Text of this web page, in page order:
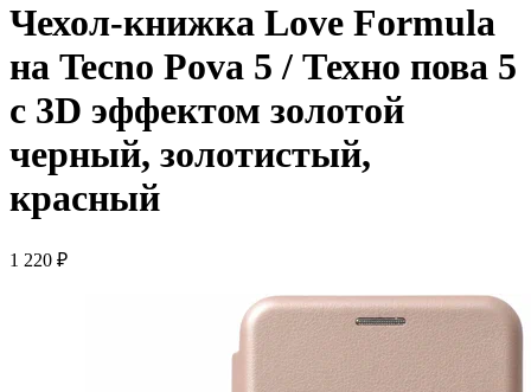
Чехол-книжка Love Formula
на Tecno Pova 5 / Техно пова 5
с 3D эффектом золотой
черный, золотистый,
красный
1 220 ₽